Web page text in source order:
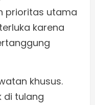
prioritas utama
karena
khusus.
di tulang